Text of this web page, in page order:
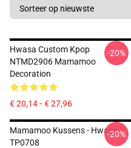
Hwasa Custom Kpop
NTMD2906 Mamamoo
Decoration
€ 20,14 - € 27,96
-20%
Mamamoo Kussens - Hwasa
TP0708
-20%